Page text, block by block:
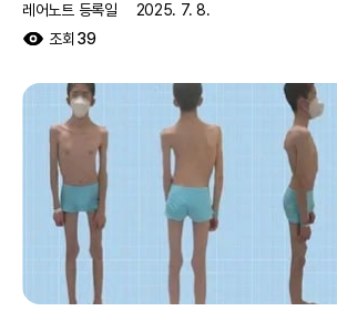
레어노트 등록일
2025. 7. 8.
조회 39